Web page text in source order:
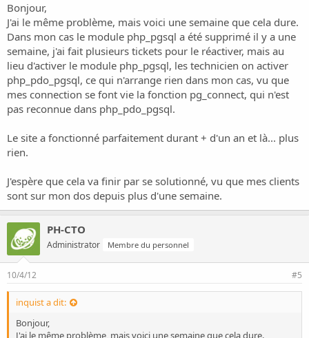
Bonjour,
J'ai le même problème, mais voici une semaine que cela dure.
Dans mon cas le module php_pgsql a été supprimé il y a une
semaine, j'ai fait plusieurs tickets pour le réactiver, mais au
lieu d'activer le module php_pgsql, les technicien on activer
php_pdo_pgsql, ce qui n'arrange rien dans mon cas, vu que
mes connection se font vie la fonction pg_connect, qui n'est
pas reconnue dans php_pdo_pgsql.
Le site a fonctionné parfaitement durant + d'un an et là... plus
rien.
J'espère que cela va finir par se solutionné, vu que mes clients
sont sur mon dos depuis plus d'une semaine.
PH-CTO
Administrator Membre du personnel
10/4/12 #5
inquist a dit:
Bonjour,
J'ai le même problème, mais voici une semaine que cela dure.